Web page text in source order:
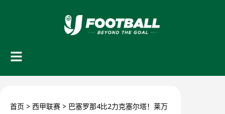
首页 > 西甲联赛 > 巴塞罗那4比2力克塞尔塔！莱万